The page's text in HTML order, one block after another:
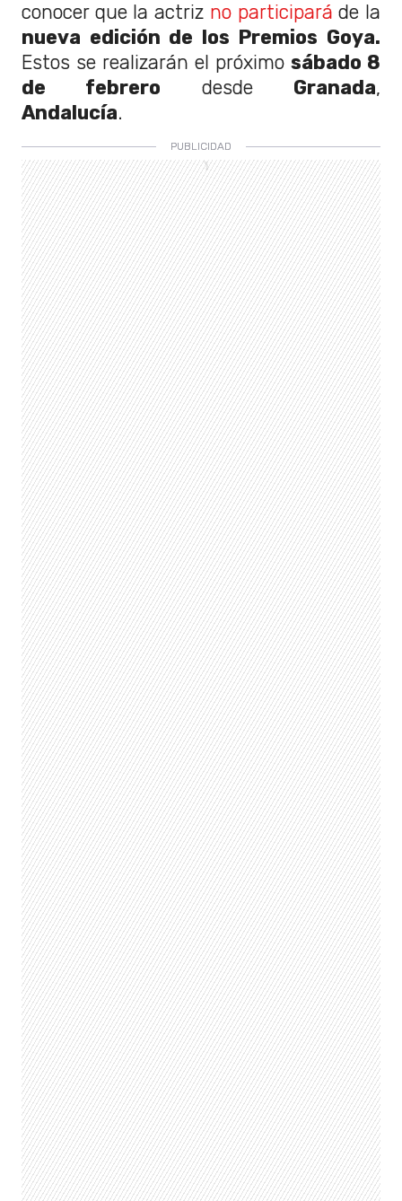
conocer que la actriz no participará de la
nueva edición de los Premios Goya.
Estos se realizarán el próximo sábado 8
de febrero desde Granada,
Andalucía.